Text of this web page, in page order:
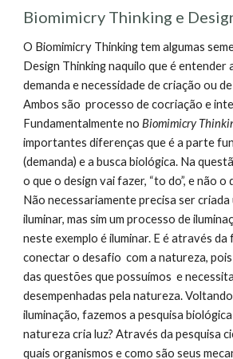
Biomimicry Thinking e
O Biomimicry Thinking tem algumas
Design Thinking naquilo que é entender
demanda e necessidade de criação ou
Ambos são processo de cocriação e
Fundamentalmente noBiomimicry
importantes diferenças que é a parte
(demanda) e a busca biológica. Na
o que o design vai fazer, “to do”, e não o
Não necessariamente precisa ser criada
iluminar, mas sim um processo de
neste exemplo é iluminar. E é através
conectar o desafio com a natureza,
das questões que possuímos e
desempenhadas pela natureza.
iluminação, fazemos a pesquisa
natureza cria luz? Através da pesquisa
quais organismos e como são seus